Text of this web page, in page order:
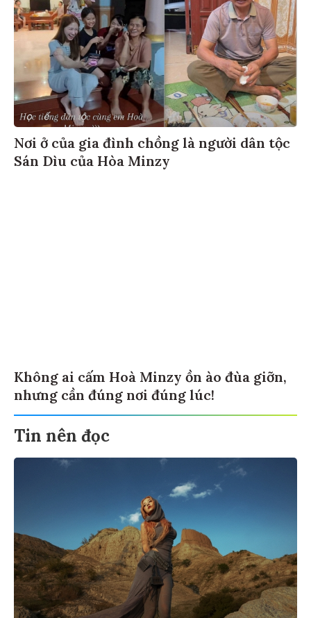
Nơi ở của gia đình chồng là người dân tộc
Sán Dìu của Hòa Minzy
Không ai cấm Hoà Minzy ồn ào đùa giỡn,
nhưng cần đúng nơi đúng lúc!
Tin nên đọc